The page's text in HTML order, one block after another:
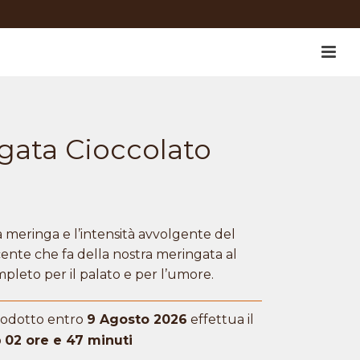
Cioccolato
e l’intensità avvolgente del
che fa della nostra meringata al
per il palato e per l’umore.
entro 9 Agosto 2026 effettua il
02 ore e 47 minuti